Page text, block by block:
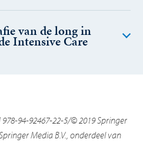
van de long in
Intensive Care
94-92467-22-5/© 2019 Springer
Media B.V., onderdeel van